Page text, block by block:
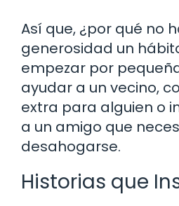
Así que, ¿por qué no
generosidad un
empezar por
ayudar a un vecino,
extra para alguien o
a un amigo que
desahogarse.
Historias que